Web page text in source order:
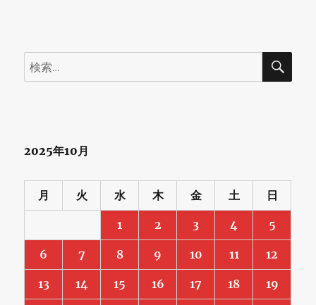
検
索:
検
2025年10月
月 火 水 木 金 土 日
1 2 3 4 5
6 7 8 9 10 11 12
13 14 15 16 17 18 19